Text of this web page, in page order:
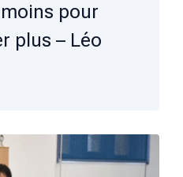
pour
plus – Léo